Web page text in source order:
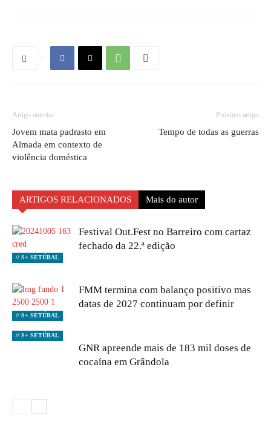
Artigo anterior
Jovem mata padrasto em
Almada em contexto de
violência doméstica
Próximo artigo
Tempo de todas as guerras
ARTIGOS RELACIONADOS Mais do autor
// S+ SETÚBAL
Festival Out.Fest no Barreiro com cartaz
fechado da 22.ª edição
// S+ SETÚBAL
FMM termina com balanço positivo mas
datas de 2027 continuam por definir
// S+ SETÚBAL
GNR apreende mais de 183 mil doses de
cocaína em Grândola